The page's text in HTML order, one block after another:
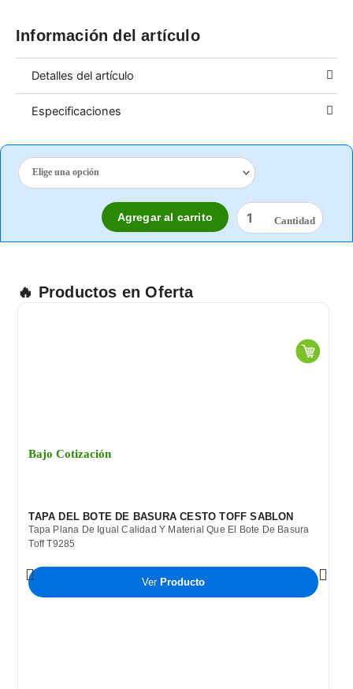
Información del artículo
Detalles del artículo
Especificaciones
GUANTE
DE
CON
NITRILO
NEGRO
Agregar al carrito
🔥 Productos en Oferta
Bajo Cotización
TAPA DEL BOTE DE BASURA CESTO TOFF SABLON
Tapa Plana De Igual Calidad Y Material Que El Bote De Basura
Toff T9285
Ver Producto